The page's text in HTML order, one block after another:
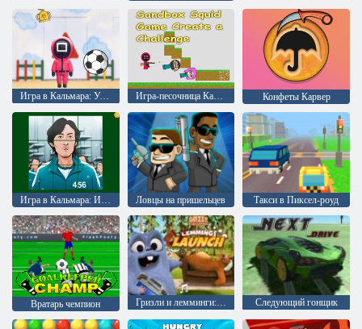
Игра в Кальмара: Удар головой Игра-песочница Кальмар Создать вызов Конфеты Карвер
Игра в Кальмара: Игрок 456 Ловцы на пришельцев Такси в Пиксел-роуд
Вратарь чемпион Гризли и лемминги: запуск леммингов Следующий гонщик